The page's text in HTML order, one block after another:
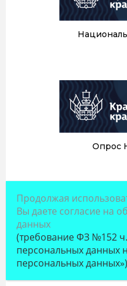
Опрос
Фонд развития
Продолжая
Вы даете согласие на
данных
(требование ФЗ №152 ч.
персональных данных
персональных данных»)